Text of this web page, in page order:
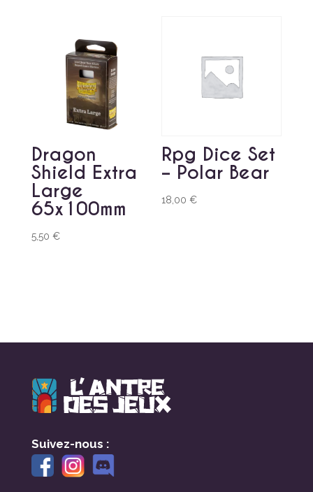
Dragon
Shield Extra
Large
65x100mm
5,50 €
Rpg Dice Set
– Polar Bear
18,00€
Suivez-nous :